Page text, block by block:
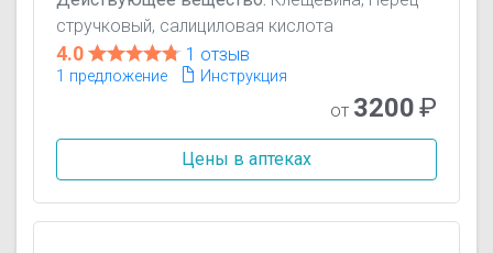
стручковый, салициловая кислота
4.0 1 отзыв
1 предложение Инструкция
от 3200₽
Цены в аптеках